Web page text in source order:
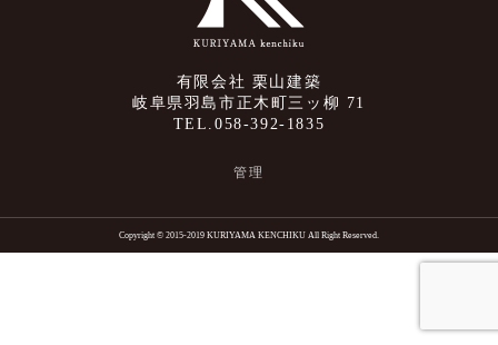
有限会社 栗山建築
岐阜県羽島市正木町三ッ柳 71
TEL.058-392-1835
管理
Copyright © 2015-2019 KURIYAMA KENCHIKU All Right Reserved.